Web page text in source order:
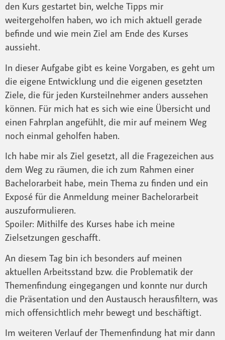
den Kurs gestartet bin, welche Tipps mir
weitergeholfen haben, wo ich mich aktuell gerade
befinde und wie mein Ziel am Ende des Kurses
aussieht.
In dieser Aufgabe gibt es keine Vorgaben, es geht um
die eigene Entwicklung und die eigenen gesetzten
Ziele, die für jeden Kursteilnehmer anders aussehen
können. Für mich hat es sich wie eine Übersicht und
einen Fahrplan angefühlt, die mir auf meinem Weg
noch einmal geholfen haben.
Ich habe mir als Ziel gesetzt, all die Fragezeichen aus
dem Weg zu räumen, die ich zum Rahmen einer
Bachelorarbeit habe, mein Thema zu finden und ein
Exposé für die Anmeldung meiner Bachelorarbeit
auszuformulieren.
Spoiler: Mithilfe des Kurses habe ich meine
Zielsetzungen geschafft.
An diesem Tag bin ich besonders auf meinen
aktuellen Arbeitsstand bzw. die Problematik der
Themenfindung eingegangen und konnte nur durch
die Präsentation und den Austausch herausfiltern, was
mich offensichtlich mehr bewegt und beschäftigt.
Im weiteren Verlauf der Themenfindung hat mir dann